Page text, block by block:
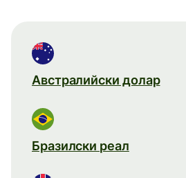
Австралийски долар
Бразилски реал